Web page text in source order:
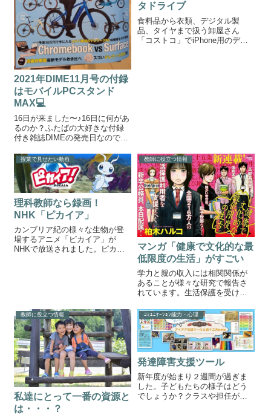
2021年DIME11月号の付録
はモバイルPCスタンド
MAX💻
16日が来ました〜♪16日に何があ
るのか？ふたばの大好きな付録
付き雑誌DIMEの発売日なのです
集は通勤自転車🚲ふたばの自転
車も限界が近づいており、この
特集ももちろん気になるのです
が、実はふたばはＤマガジンの
購読...
タドライブ
食料品から衣類、デジタル製
品、タイヤまで扱う卸屋さん
「コストコ」でiPhone用のデー
授業で見せたい動画
理科教師なら録画！
NHK「ピカイア」
カンブリア紀の様々な生物が登
場するアニメ「ピカイア」が
NHKで放送されました。ピカイ
て、恐竜がいた...
教師に役立つ情報
マンガ「健康で文化的な最
低限度の生活」がすごい
学力と親の収入には相関関係が
あることが様々な研究で報告さ
れています。生活保護を受けて
ます。教師としてこのような現
実を知っておくことはとても重
要なことであると思います。そ
んな生活保護について考えさせ
られる漫画が今回...
教師に役立つ情報
私達にとって一番の資源と
は・・・？
ｺﾐｭﾆｹｰｼｮﾝ能力・心理
発達障害支援ツール
新年度が始まり２週間が過ぎま
した。子どもたちの様子はどう
でしょうか？クラスや担任が変